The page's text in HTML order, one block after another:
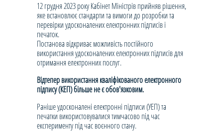
12 грудня 2023 року Кабінет Міністрів прийняв рішення,
яке встановлює стандарти та вимоги до розробки та
перевірки удосконалених електронних підписів і
печаток.
Постанова відкриває можливість постійного
використання удосконалених електронних підписів для
отримання електронних послуг.
Відтепер використання кваліфікованого електронного
підпису (КЕП) більше не є обов'язковим.
Раніше удосконалені електронні підписи (УЕП) та
печатки використовувалися тимчасово під час
експерименту під час воєнного стану.